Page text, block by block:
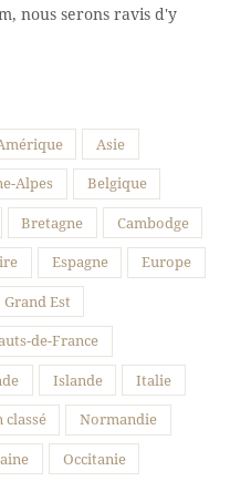
Instagram
nous serons ravis d'y
Asie
Alpes Belgique
Bretagne Cambodge
Espagne Europe
Grand Est
de-France
Islande Italie
classé Normandie
Occitanie